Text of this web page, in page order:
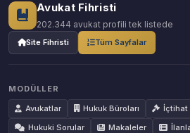
Avukat Fihristi
202.344 avukat profili tek listede
Site Fihristi Tüm Sayfalar
MODÜLLER
Avukatlar
Hukuk Büroları İçtihat
Hukuki Sorular
Makaleler